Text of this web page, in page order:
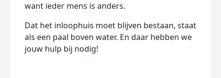
want ieder mens is anders.
Dat het inloophuis moet blijven bestaan, staat
als een paal boven water. En daar hebben we
jouw hulp bij nodig!